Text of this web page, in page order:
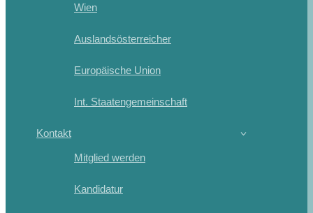
Wien
Auslandsösterreicher
Europäische Union
Int. Staatengemeinschaft
Kontakt
Mitglied werden
Kandidatur